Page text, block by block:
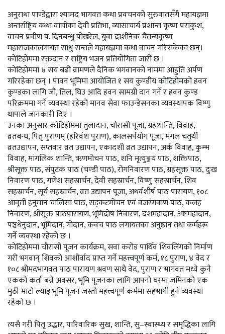
अनुराधा पाण्डेद्वारा श्यामद भागवत कथा प्रवचनको सुरुवातसँगै महायज्ञमा
अन्तर्राष्ट्रिय कथा वाचीका देवी प्रतिभा, व्यासाचार्य प्रशान्त कृष्ण परांकुश,
वाचन प्रवीण पं. दिनबन्धु पोखरेल, युवा दार्शनिक चैतन्यकृष्ण
महाराजकालगायत साधु सन्तले महायज्ञमा कथा वाचन गरिसकेका छन्।
कोटिहोममा रक्तदान र राष्ट्रिय भजन प्रतियोगिता जारी छ ।
कोटिहोममा ४ सय बढी व्रामणले दैनिक भगवानको नाममा आहुति अर्पण
गरिरहेका छन् । पावन भूमिमा आयोजित १ सय कुण्डीय कोटिहोमको हवन
कुण्डका लागि जौ, तिल, घिउ आदि हवन सामग्री दान गर्ने र हवन कुण्ड
परिक्रममा गर्ने व्यवस्था रहेको मानव सेवा फाउन्डेसनका व्यवस्थापक विष्णु
थापाले जानकारी दिए ।
उनका अनुसार कोटिहोममा तुलादान, चौरासी पूजा, ग्रहशान्ति, विवाह,
व्रतबन्ध, पितृ पुराणम् (हरिवंश पुराण), कालसर्पयोग पूजा, मंगल चतुर्थी
व्रतउद्यापन, सप्तवार व्रत उद्यापन, एकादशी व्रत उद्यापन, अर्क विवाह, कुम्भ
विवाह, मांगलिक शान्ति, ऋणमोचन पाठ, शनि मृत्युञ्जय पाठ, शक्तिपाठ,
श्रीसूक्त पाठ, संपुटक पाठ (चण्डी पाठ), रोगनिवारण पाठ, ग्रहसूक्त पाठ, दुःख
निवारण पाठ, गणेश सहस्रार्चन, देवी सहस्रार्चन, विष्णु सहस्रार्चन, शिव
सहस्रार्चन, सूर्य सहस्रार्चन, व्रत उद्यापन पूजा, अथर्वशीर्ष पाठ पारायण, १०८
आवृती हनुमान चालिसा पाठ, सड्कटमोचन एवं वजरंगवाण पाठ, कलह
निवारण, श्रीसूक्त पाठपारायण, भूमिदोष निवारण, दशमहादान, अष्टमहादान,
पञ्चधेनुदान, भूमिदान, गोदान, कवच पाठ लगायतका अनुष्ठान तथा कर्महरू
गर्ने व्यवस्था रहेको छ ।
कोटिहोममा चौरासी पूजन कार्यक्रम, सवा करोड पार्थिव शिवलिंगको निर्माण
गरी भगवान् शिवको आशीर्वाद प्राप्त गर्ने महत्त्वपूर्ण कर्म, १८ पुराण, ४ वेद र
१०८ श्रीमदभागवत पाठ पारायण श्रवण साथै वेद, पुराण र भागवत मध्ये कुनै
एकको कर्ता बन्ने अवसर, भूमि पूजनका लागि आफ्नो घरमा जमिनको एक
मुठी माटो ल्याइ भूमि पूजन जस्तो महत्त्वपूर्ण कर्ममा सहभागी हुने व्यवस्था
रहेको छ ।
त्यसै गरी पितृ उद्धार, पारिवारिक सुख, शान्ति, सु–स्वास्थ्य र समृद्धिका लागि